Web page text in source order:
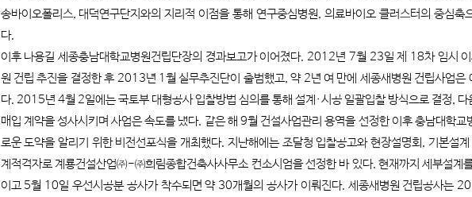
송바이오폴리스, 대덕연구단지와의 지리적 이점을 통해 연구중심병원, 의료바이오 클러스터의 중심축
다.
이후 나용길 세종충남대학교병원건립단장의 경과보고가 이어졌다. 2012년 7월 23일 제 18차 임시
원 건립 추진을 결정한 후 2013년 1월 실무추진단이 출범했고, 약 2년 여 만에 세종새병원 건립사업은
다. 2015년 4월 2일에는 국토부 대형공사 입찰방법 심의를 통해 설계·시공 일괄입찰 방식으로 결정, 다
매입 계약을 성사시키며 사업은 속도를 냈다. 같은 해 9월 건설사업관리 용역을 선정한 이후 충남대학교
로운 도약을 알리기 위한 비전선포식을 개최했다. 지난해에는 조달청 입찰공고와 현장설명회, 기본설
계적격자로 계룡건설산업㈜-㈜희림종합건축사사무소 컨소시엄을 선정한 바 있다. 현재까지 세부설계
이고 5월 10일 우선시공분 공사가 착수되면 약 30개월의 공사가 이뤄진다. 세종새병원 건립공사는